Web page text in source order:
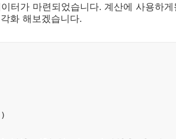
터가 마련되었습니다. 계산에 사용하
화 해보겠습니다.